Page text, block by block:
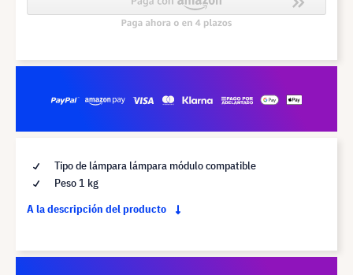
Tipo de lámpara lámpara módulo compatible
Peso 1 kg
A la descripción del producto